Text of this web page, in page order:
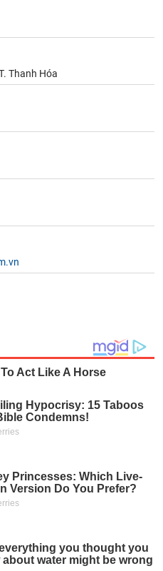
Thanh Hóa